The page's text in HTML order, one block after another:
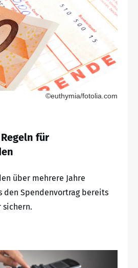
©euthymia/fotolia.com
für
über mehrere Jahre
den Spendenvortrag bereits
sichern.